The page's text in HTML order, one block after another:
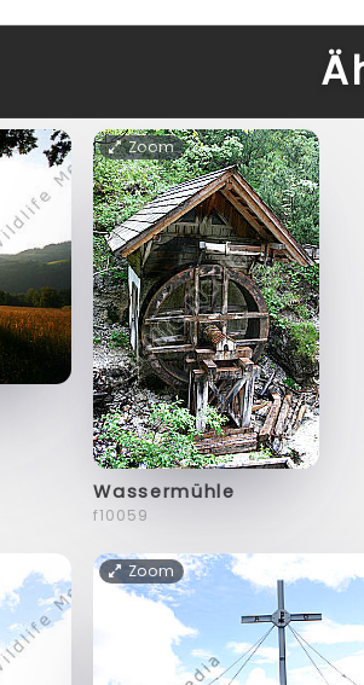
Zoom
Wassermühle
f10059
Zoom